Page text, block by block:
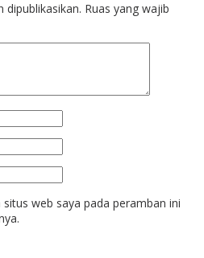
dipublikasikan. Ruas yang wajib
web saya pada peramban ini